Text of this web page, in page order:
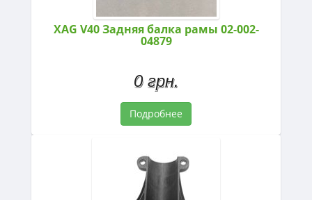
XAG V40 Задняя балка рамы 02-002-
04879
0 грн.
Подробнее